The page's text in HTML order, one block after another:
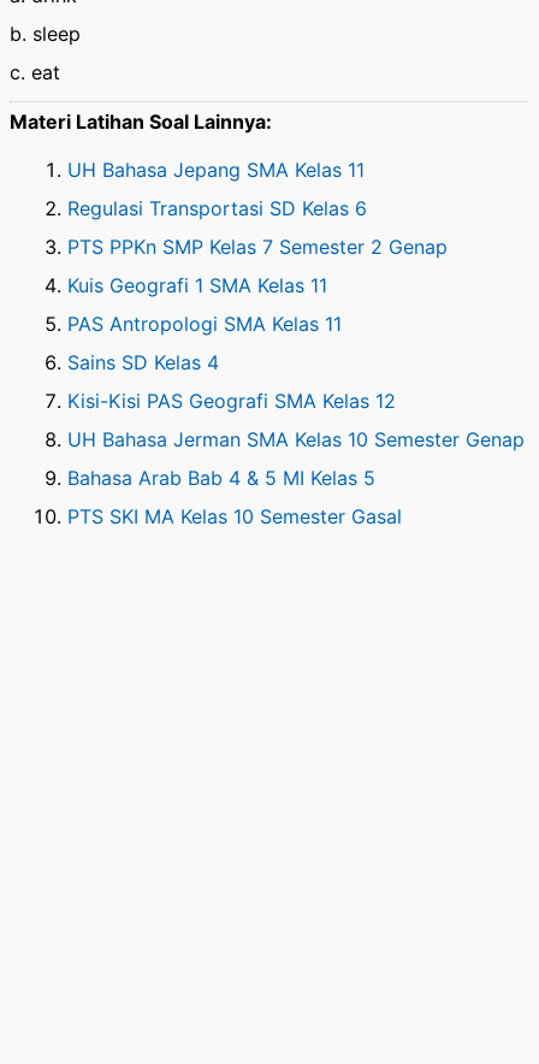
b. sleep
c. eat
Materi Latihan Soal Lainnya:
UH Bahasa Jepang SMA Kelas 11
Regulasi Transportasi SD Kelas 6
PTS PPKn SMP Kelas 7 Semester 2 Genap
Kuis Geografi 1 SMA Kelas 11
PAS Antropologi SMA Kelas 11
Sains SD Kelas 4
Kisi-Kisi PAS Geografi SMA Kelas 12
UH Bahasa Jerman SMA Kelas 10 Semester Genap
Bahasa Arab Bab 4 & 5 MI Kelas 5
PTS SKI MA Kelas 10 Semester Gasal